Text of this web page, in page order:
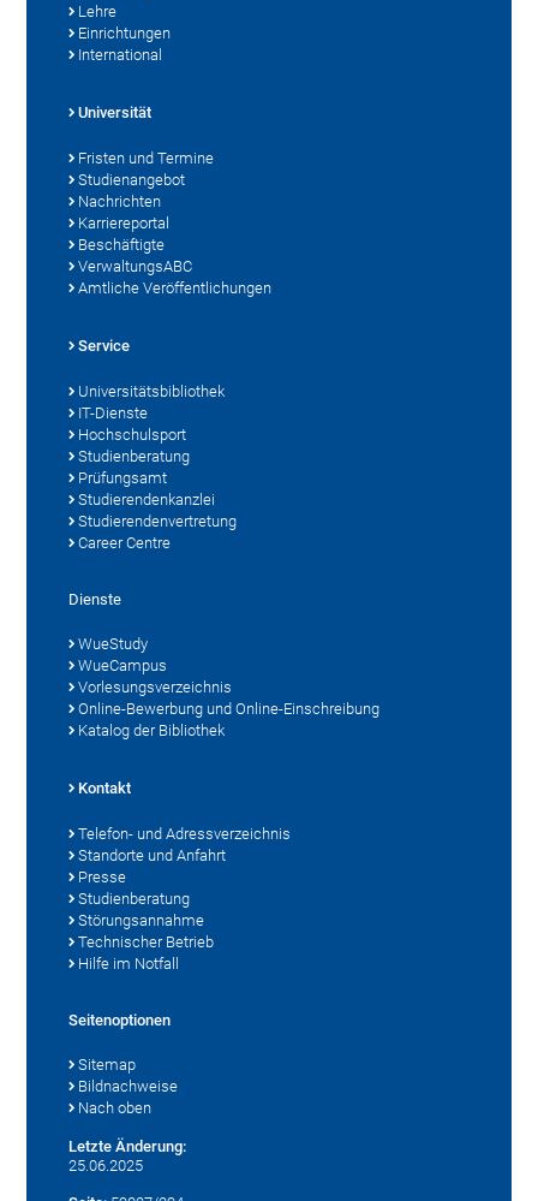
Lehre
Einrichtungen
International
Universität
Fristen und Termine
Studienangebot
Nachrichten
Karriereportal
Beschäftigte
VerwaltungsABC
Amtliche Veröffentlichungen
Service
Universitätsbibliothek
IT-Dienste
Hochschulsport
Studienberatung
Prüfungsamt
Studierendenkanzlei
Studierendenvertretung
Career Centre
Dienste
WueStudy
WueCampus
Vorlesungsverzeichnis
Online-Bewerbung und Online-Einschreibung
Katalog der Bibliothek
Kontakt
Telefon- und Adressverzeichnis
Standorte und Anfahrt
Presse
Studienberatung
Störungsannahme
Technischer Betrieb
Hilfe im Notfall
Seitenoptionen
Sitemap
Bildnachweise
Nach oben
Letzte Änderung:
25.06.2025